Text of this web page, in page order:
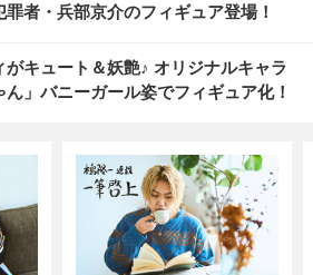
者・兵部京介のフィギュア登場！
がキュート＆妖艶♪ オリジナルキャラ
ん」バニーガール姿でフィギュア化！